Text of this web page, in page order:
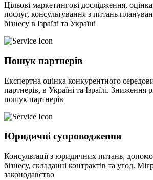
Цільові маркетингові дослідження,
послуг, консультування з питань
бізнесу в Ізраїлі та Україні
Пошук партнерів
Експертна оцінка конкурентного
партнерів, в Україні та Ізраїлі. Зниження
пошук партнерів
Юридичні супроводження
Консультації з юридичних питань,
бізнесу, складанні контрактів та угод.
законодавство